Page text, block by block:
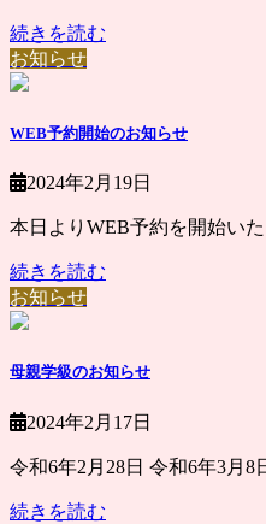
続きを読む
お知らせ
WEB予約開始のお知らせ
2024年2月19日
本日よりWEB予約を開始い
続きを読む
お知らせ
母親学級のお知らせ
2024年2月17日
令和6年2月28日 令和6年3月8
続きを読む